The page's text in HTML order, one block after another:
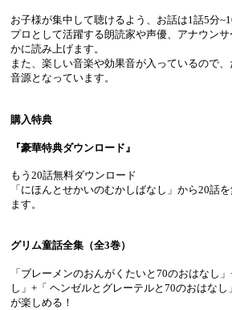
お子様が集中して聴けるよう、お話は1話5分
プロとして活躍する朗読家や声優、アナウン
かに読み上げます。
また、楽しい音楽や効果音が入っているので
音源となっています。
購入特典
『豪華特典ダウンロード』
もう20話無料ダウンロード
「にほんとせかいのむかしばなし」から20話
ます。
グリム童話全集（全3巻）
「ブレーメンのおんがくたいと70のおはなし
し」+「 ヘンゼルとグレーテルと70のおはな
が楽しめる！